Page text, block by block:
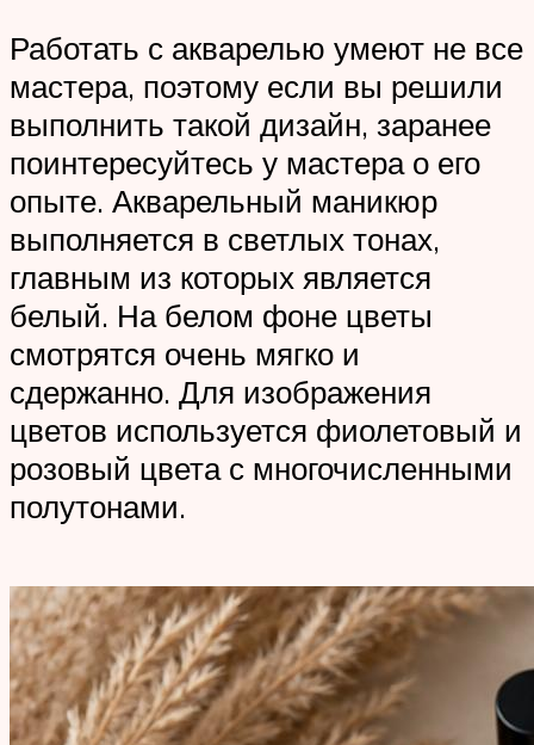
Работать с акварелью умеют не все
мастера, поэтому если вы решили
выполнить такой дизайн, заранее
поинтересуйтесь у мастера о его
опыте. Акварельный маникюр
выполняется в светлых тонах,
главным из которых является
белый. На белом фоне цветы
смотрятся очень мягко и
сдержанно. Для изображения
цветов используется фиолетовый и
розовый цвета с многочисленными
полутонами.